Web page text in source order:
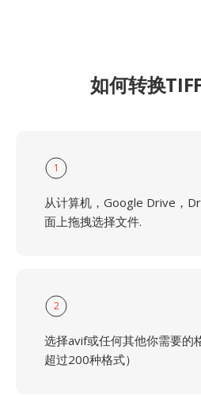
如何转换
1
从计算机，Google Drive，
面上拖拽选择文件.
2
选择avif或任何其他你需要的
超过200种格式）